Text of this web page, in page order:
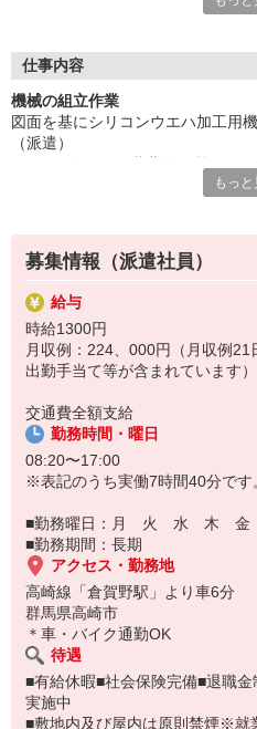
給与即払いサービスは就業状況に
『テクノ・サービス』は、派遣
プです。
全国にあるお仕事の中から、一
じたお仕事をご案内します。
登録方法は、【オンライン】【
選べます♪
★★履歴書・証明写真は不要！
また、ご登録済の方はお仕事の
ご応募お待ちしています。
仕事内容
機械の組立作業
図面を基にシリコンウエハ加工用
（派遣）
もっと
募集情報（派遣社員）
給与
時給1300円
月収例：224、000円（月収例
出勤手当て等が含まれています）
交通費全額支給
勤務時間・曜日
08:20〜17:00
※表記のうち実働7時間40分です
■勤務曜日：月 火 水 木
■勤務期間：長期
アクセス・勤務地
高崎線「倉賀野駅」より車6分
群馬県高崎市
＊車・バイク通勤OK
待遇
■有給休暇■社会保険完備■退職
実施中
■敷地内及び屋内は原則禁煙※就